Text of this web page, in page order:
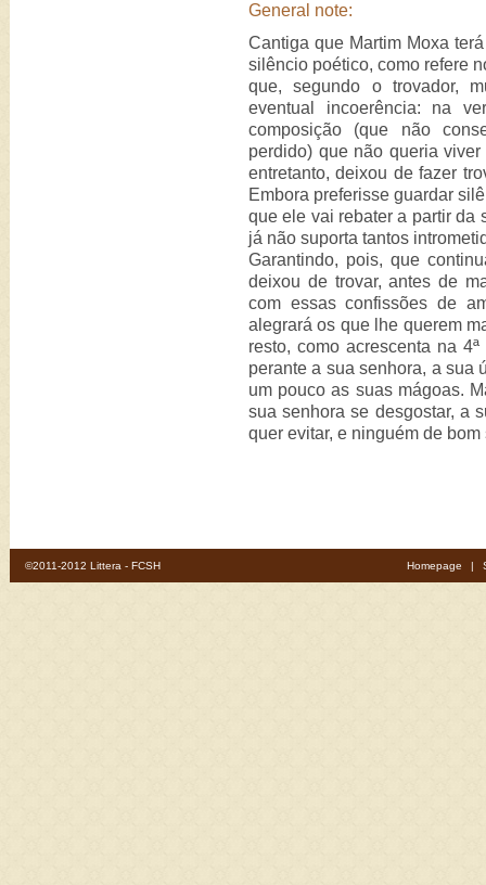
General note:
Cantiga que Martim Moxa
silêncio poético, como refere
que, segundo o trovador,
eventual incoerência: na
composição (que não
perdido) que não queria
entretanto, deixou de fazer
Embora preferisse guardar
que ele vai rebater a partir da
já não suporta tantos
Garantindo, pois, que
deixou de trovar, antes de
com essas confissões de
alegrará os que lhe querem
resto, como acrescenta na
perante a sua senhora, a sua
um pouco as suas mágoas.
sua senhora se desgostar, a
quer evitar, e ninguém de
©2011-2012 Littera - FCSH Homepage |